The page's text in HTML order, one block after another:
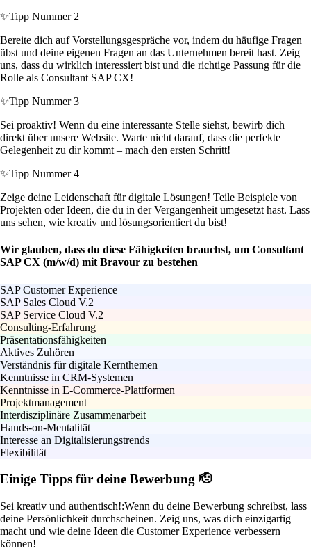
✨Tipp Nummer 2
Bereite dich auf Vorstellungsgespräche vor, indem du häufige Fragen
übst und deine eigenen Fragen an das Unternehmen bereit hast. Zeig
uns, dass du wirklich interessiert bist und die richtige Passung für die
Rolle als Consultant SAP CX!
✨Tipp Nummer 3
Sei proaktiv! Wenn du eine interessante Stelle siehst, bewirb dich
direkt über unsere Website. Warte nicht darauf, dass die perfekte
Gelegenheit zu dir kommt – mach den ersten Schritt!
✨Tipp Nummer 4
Zeige deine Leidenschaft für digitale Lösungen! Teile Beispiele von
Projekten oder Ideen, die du in der Vergangenheit umgesetzt hast. Lass
uns sehen, wie kreativ und lösungsorientiert du bist!
Wir glauben, dass du diese Fähigkeiten brauchst, um Consultant
SAP CX (m/w/d) mit Bravour zu bestehen
SAP Customer Experience
SAP Sales Cloud V.2
SAP Service Cloud V.2
Consulting-Erfahrung
Präsentationsfähigkeiten
Aktives Zuhören
Verständnis für digitale Kernthemen
Kenntnisse in CRM-Systemen
Kenntnisse in E-Commerce-Plattformen
Projektmanagement
Interdisziplinäre Zusammenarbeit
Hands-on-Mentalität
Interesse an Digitalisierungstrends
Flexibilität
Einige Tipps für deine Bewerbung 🫡
Sei kreativ und authentisch!:Wenn du deine Bewerbung schreibst, lass
deine Persönlichkeit durchscheinen. Zeig uns, was dich einzigartig
macht und wie deine Ideen die Customer Experience verbessern
können!